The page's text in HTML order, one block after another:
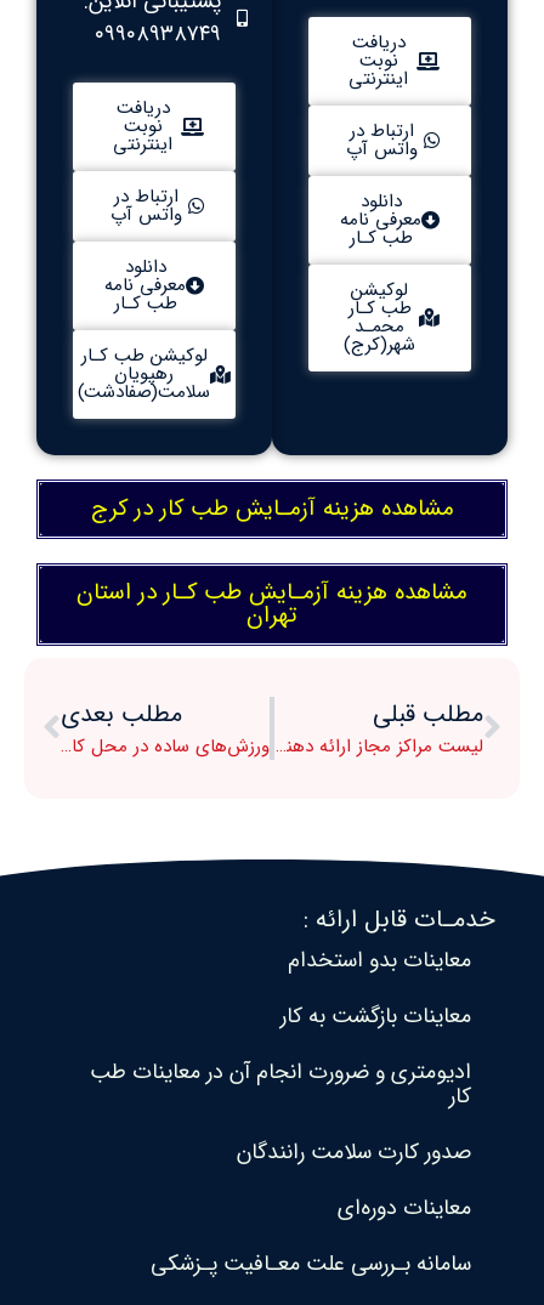
دریافت
نوبت
اینترنتی
ارتباط در
واتس آپ
دانلود
معرفی نامه
طب کـار
لوکیشن
طب کـار
محمـد
شهر(کرج)
۰۹۹۰۸۹۳۸۷۴۹
دریافت
نوبت
اینترنتی
ارتباط در
واتس آپ
دانلود
معرفی نامه
طب کـار
لوکیشن طب کـار
رهپویان
سلامت(صفادشت)
مشاهده هزینه آزمـایش طب کار در کرج
مشاهده هزینه آزمـایش طب کـار در استان
تهران
مطلب قبلی
لیست مراکز مجاز ارائه دهنده خدمات طب کـار در استان تهران
مطلب بعدی
ورزش‌های ساده در محل کار برای حفظ سلامت کارکنان
خدمـات قابل ارائه :
معاینات بدو استخدام
معاینات بازگشت به کار
ادیومتری و ضرورت انجام آن در معاینات طب
کار
صدور کارت سلامت رانندگان
معاینات دوره‌ای
سامانه بـررسی علت معـافیت پـزشکی